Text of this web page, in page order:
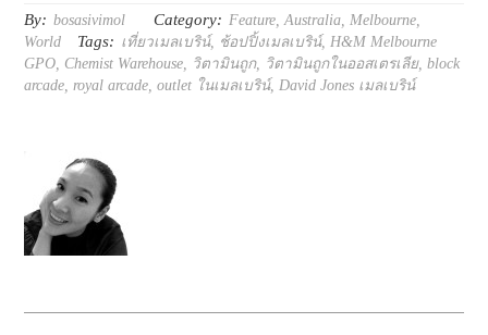
By: bosasivimol Category: Feature,Australia,Melbourne,
World
Tags: เที่ยวเมลเบริน์, ช้อปปิ้งเมลเบริน์,H&M Melbourne
GPO, Chemist Warehouse, วิตามินถูก, วิตามินถูกในออสเตรเลีย,block
arcade,royal arcade,outlet ในเมลเบริน์,David Jones เมลเบริน์